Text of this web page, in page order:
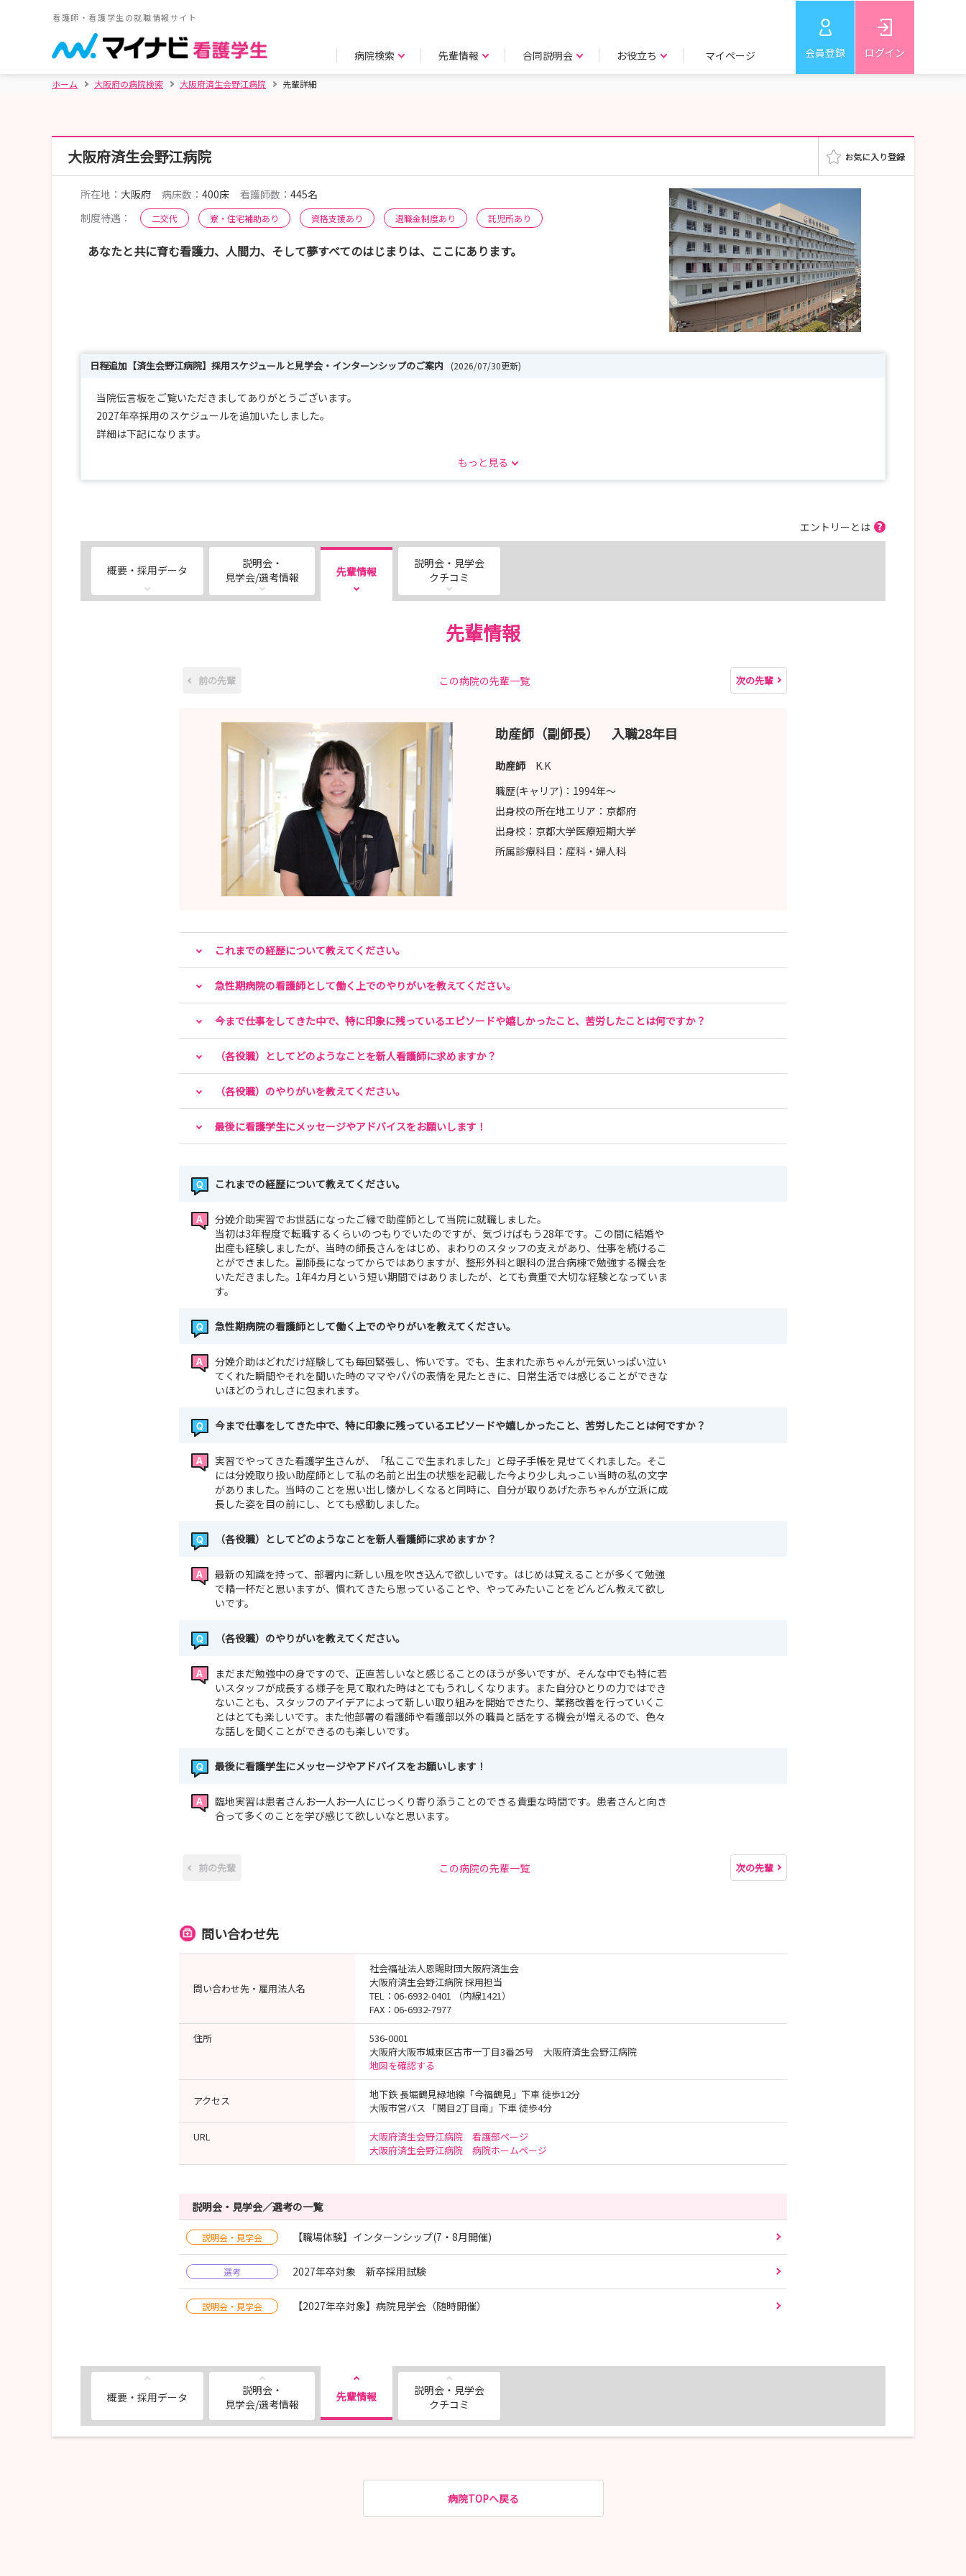
看護師・看護学生の就職情報サイト
病院検索 先輩情報 合同説明会 お役立ち マイページ 会員登録 ログイン
ホーム 大阪府の病院検索 大阪府済生会野江病院 先輩詳細
大阪府済生会野江病院
所在地： 大阪府 病床数： 400床 看護師数： 445名
制度待遇：
二交代 寮・住宅補助あり 資格支援あり 退職金制度あり 託児所あり
あなたと共に育む看護力、人間力、そして夢すべてのはじまりは、ここにあります。
日程追加【済生会野江病院】採用スケジュールと見学会・インターンシップのご案内 (2026/07/30更新)
当院伝言板をご覧いただきましてありがとうございます。
2027年卒採用のスケジュールを追加いたしました。
詳細は下記になります。
応募締切日：各選考日の前週の水曜日まで
選考方法：個人面接
URL：https://noe.saiseikai.or.jp/data/media/noe_kango/page/nurse/application/rireki_ns.pdf
社会福祉法人恩賜財団 大阪府済生会野江病院 総務課 宛
以下は病院見学とインターンシップのご案内になります。
全て以下当院看護部ホームページよりご覧いただけます。
https://noe.saiseikai.or.jp/nurse/index.html
1.平日の午前中で病院見学を随時開催しております。下記フォームよりお申し込みください。
病院見学応募フォーム https://noe.saiseikai.or.jp/nurse/contact.html
2.2028年卒の学生様を対象に、
春のインターンシップ(職場体験)を開催いたします。
日程は以下より半日～2日でご選択ください。
2026年8月17日~8月28日(祝日可)
お申し込みは以下URLのインターンシップお申込みフォームからお願いいたします。
もっと見る
エントリーとは
概要・採用データ
説明会・
見学会/選考情報
先輩情報
説明会・見学会
クチコミ
先輩情報
前の先輩 この病院の先輩一覧 次の先輩
助産師（副師長） 入職28年目
助産師 K.K
職歴(キャリア)： 1994年〜
出身校の所在地エリア： 京都府
出身校： 京都大学医療短期大学
所属診療科目： 産科・婦人科
これまでの経歴について教えてください。
急性期病院の看護師として働く上でのやりがいを教えてください。
今まで仕事をしてきた中で、特に印象に残っているエピソードや嬉しかったこと、苦労したことは何ですか？
（各役職）としてどのようなことを新人看護師に求めますか？
（各役職）のやりがいを教えてください。
最後に看護学生にメッセージやアドバイスをお願いします！
これまでの経歴について教えてください。
分娩介助実習でお世話になったご縁で助産師として当院に就職しました。
当初は3年程度で転職するくらいのつもりでいたのですが、気づけばもう28年です。この間に結婚や
出産も経験しましたが、当時の師長さんをはじめ、まわりのスタッフの支えがあり、仕事を続けるこ
とができました。副師長になってからではありますが、整形外科と眼科の混合病棟で勉強する機会を
いただきました。1年4カ月という短い期間ではありましたが、とても貴重で大切な経験となっていま
す。
急性期病院の看護師として働く上でのやりがいを教えてください。
分娩介助はどれだけ経験しても毎回緊張し、怖いです。でも、生まれた赤ちゃんが元気いっぱい泣い
てくれた瞬間やそれを聞いた時のママやパパの表情を見たときに、日常生活では感じることができな
いほどのうれしさに包まれます。
今まで仕事をしてきた中で、特に印象に残っているエピソードや嬉しかったこと、苦労したことは何ですか？
実習でやってきた看護学生さんが、「私ここで生まれました」と母子手帳を見せてくれました。そこ
には分娩取り扱い助産師として私の名前と出生の状態を記載した今より少し丸っこい当時の私の文字
がありました。当時のことを思い出し懐かしくなると同時に、自分が取りあげた赤ちゃんが立派に成
長した姿を目の前にし、とても感動しました。
（各役職）としてどのようなことを新人看護師に求めますか？
最新の知識を持って、部署内に新しい風を吹き込んで欲しいです。はじめは覚えることが多くて勉強
で精一杯だと思いますが、慣れてきたら思っていることや、やってみたいことをどんどん教えて欲し
いです。
（各役職）のやりがいを教えてください。
まだまだ勉強中の身ですので、正直苦しいなと感じることのほうが多いですが、そんな中でも特に若
いスタッフが成長する様子を見て取れた時はとてもうれしくなります。また自分ひとりの力ではでき
ないことも、スタッフのアイデアによって新しい取り組みを開始できたり、業務改善を行っていくこ
とはとても楽しいです。また他部署の看護師や看護部以外の職員と話をする機会が増えるので、色々
な話しを聞くことができるのも楽しいです。
最後に看護学生にメッセージやアドバイスをお願いします！
臨地実習は患者さんお一人お一人にじっくり寄り添うことのできる貴重な時間です。患者さんと向き
合って多くのことを学び感じて欲しいなと思います。
前の先輩 この病院の先輩一覧 次の先輩
問い合わせ先
問い合わせ先・雇用法人名
社会福祉法人恩賜財団大阪府済生会
大阪府済生会野江病院 採用担当
TEL：06-6932-0401 （内線1421）
FAX：06-6932-7977
住所
536-0001
大阪府大阪市城東区古市一丁目3番25号 大阪府済生会野江病院
地図を確認する
アクセス
地下鉄 長堀鶴見緑地線「今福鶴見」下車 徒歩12分
大阪市営バス 「関目2丁目南」下車 徒歩4分
URL
大阪府済生会野江病院 看護部ページ
大阪府済生会野江病院 病院ホームページ
説明会・見学会／選考の一覧
説明会・見学会 【職場体験】インターンシップ(7・8月開催)
選考 2027年卒対象 新卒採用試験
説明会・見学会 【2027年卒対象】病院見学会（随時開催）
概要・採用データ
説明会・
見学会/選考情報
先輩情報
説明会・見学会
クチコミ
病院TOPへ戻る